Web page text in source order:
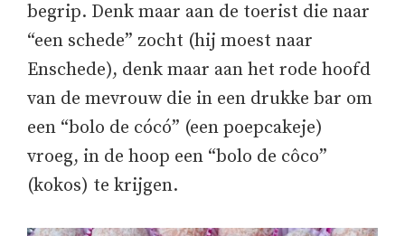
begrip. Denk maar aan de toerist die naar
“een schede” zocht (hij moest naar
Enschede), denk maar aan het rode hoofd
van de mevrouw die in een drukke bar om
een “bolo de cócó” (een poepcakeje)
vroeg, in de hoop een “bolo de côco”
(kokos) te krijgen.